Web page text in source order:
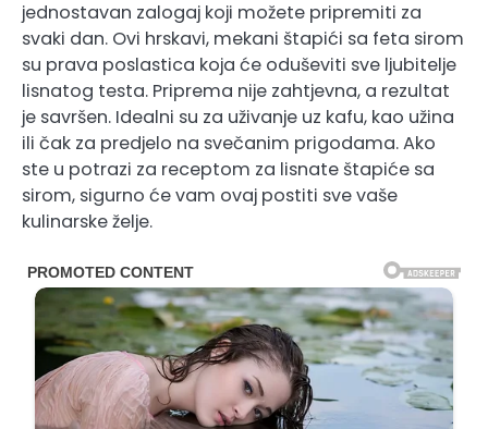
jednostavan zalogaj koji možete pripremiti za
svaki dan. Ovi hrskavi, mekani štapići sa feta sirom
su prava poslastica koja će oduševiti sve ljubitelje
lisnatog testa. Priprema nije zahtjevna, a rezultat
je savršen. Idealni su za uživanje uz kafu, kao užina
ili čak za predjelo na svečanim prigodama. Ako
ste u potrazi za receptom za lisnate štapiće sa
sirom, sigurno će vam ovaj postiti sve vaše
kulinarske želje.